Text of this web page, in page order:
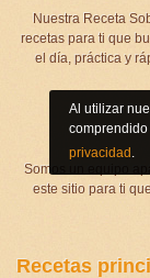
Nuestra Receta
recetas para ti que
el día, práctica y
Somos un equipo
este sitio para ti
Recetas
Al utilizar
privacidad .